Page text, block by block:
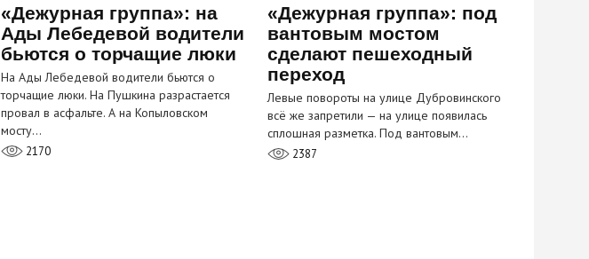
«Дежурная группа»: на
Ады Лебедевой водители
бьются о торчащие люки
На Ады Лебедевой водители бьются о
торчащие люки. На Пушкина разрастается
провал в асфальте. А на Копыловском
мосту…
2170
«Дежурная группа»: под
вантовым мостом
сделают пешеходный
переход
Левые повороты на улице Дубровинского
всё же запретили — на улице появилась
сплошная разметка. Под вантовым…
2387